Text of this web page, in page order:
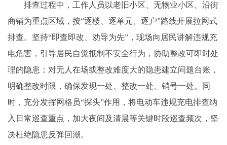
排查过程中，工作人员以老旧小区、无物业小区、沿街
商铺为重点区域，按“逐楼、逐单元、逐户”路线开展拉网式
排查。坚持“即查即改、劝导为先”，现场向居民讲解违规充
电危害，引导居民自觉抵制不安全行为，协助整改可即时处
理的隐患；对无人在场或整改难度大的隐患建立问题台账，
明确整改时限，确保发现一处、整改一处、销号一处。同
时，充分发挥网格员“探头”作用，将电动车违规充电排查纳
入日常巡查重点，加大夜间及清晨等关键时段巡查频次，坚
决杜绝隐患反弹回潮。